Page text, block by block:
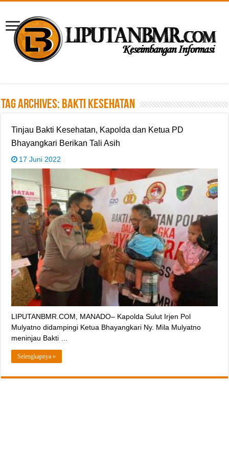
Tag Archives: Bakti Kesehatan
Tinjau Bakti Kesehatan, Kapolda dan Ketua PD
Bhayangkari Berikan Tali Asih
17 Juni 2022
LIPUTANBMR.COM, MANADO– Kapolda Sulut Irjen Pol
Mulyatno didampingi Ketua Bhayangkari Ny. Mila Mulyatno
meninjau Bakti …
Selengkapnya »